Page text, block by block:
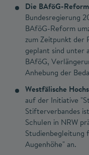
Die BAföG-Reform
Bundesregierung
BAföG-Reform
zum Zeitpunkt der
geplant sind unter
BAföG,
Anhebung der
Westfälische
auf der Initiative
Stifterverbandes
Schulen in NRW
Studienbegleitung
Augenhöhe" an.